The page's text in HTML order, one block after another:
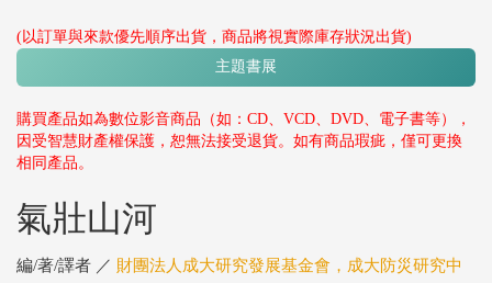
(以訂單與來款優先順序出貨，商品將視實際庫存狀況出貨)
主題書展
購買產品如為數位影音商品（如：CD、VCD、DVD、電子書等），
因受智慧財產權保護，恕無法接受退貨。如有商品瑕疵，僅可更換
相同產品。
氣壯山河
編/著/譯者 ／ 財團法人成大研究發展基金會，成大防災研究中